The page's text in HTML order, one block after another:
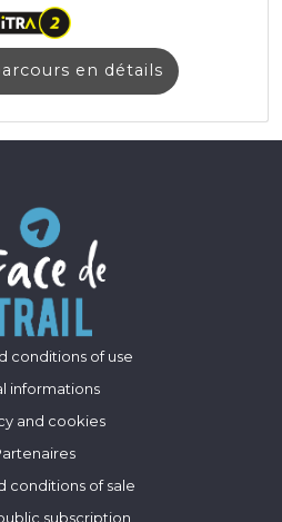
en détails
conditions of use
informations
and cookies
conditions of sale
subscription